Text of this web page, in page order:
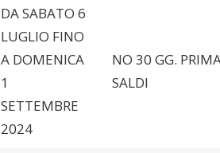
DA SABATO 6
LUGLIO FINO
A DOMENICA
1
SETTEMBRE
2024
NO 30 GG.
SALDI